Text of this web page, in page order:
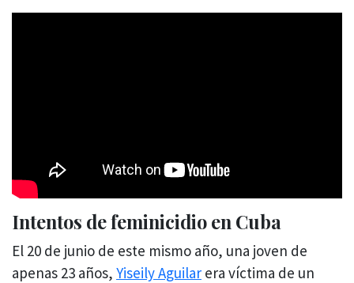
Intentos de feminicidio en Cuba
El 20 de junio de este mismo año, una joven de
apenas 23 años, Yiseily Aguilar era víctima de un